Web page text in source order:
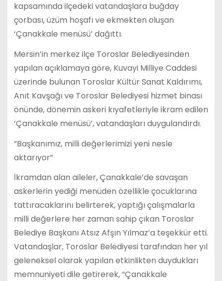
kapsamında ilçedeki vatandaşlara buğday
çorbası, üzüm hoşafı ve ekmekten oluşan
‘Çanakkale menüsü’ dağıttı.
Mersin’in merkez ilçe Toroslar Belediyesinden
yapılan açıklamaya göre, Kuvayi Milliye Caddesi
üzerinde bulunan Toroslar Kültür Sanat Kaldırımı,
Anıt Kavşağı ve Toroslar Belediyesi hizmet binası
önünde, dönemin askeri kıyafetleriyle ikram edilen
‘Çanakkale menüsü’, vatandaşları duygulandırdı.
“Başkanımız, milli değerlerimizi yeni nesle
aktarıyor”
İkramdan alan aileler, Çanakkale’de savaşan
askerlerin yediği menüden özellikle çocuklarına
tattıracaklarını belirterek, yaptığı çalışmalarla
milli değerlere her zaman sahip çıkan Toroslar
Belediye Başkanı Atsız Afşın Yılmaz’a teşekkür etti.
Vatandaşlar, Toroslar Belediyesi tarafından her yıl
geleneksel olarak yapılan etkinlikten duydukları
memnuniyeti dile getirerek, “Çanakkale